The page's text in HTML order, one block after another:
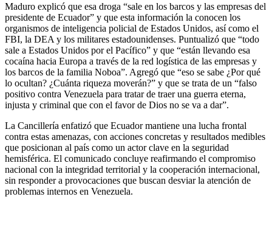
Maduro explicó que esa droga “sale en los barcos y las empresas del
presidente de Ecuador” y que esta información la conocen los
organismos de inteligencia policial de Estados Unidos, así como el
FBI, la DEA y los militares estadounidenses. Puntualizó que “todo
sale a Estados Unidos por el Pacífico” y que “están llevando esa
cocaína hacia Europa a través de la red logística de las empresas y
los barcos de la familia Noboa”. Agregó que “eso se sabe ¿Por qué
lo ocultan? ¿Cuánta riqueza moverán?” y que se trata de un “falso
positivo contra Venezuela para tratar de traer una guerra eterna,
injusta y criminal que con el favor de Dios no se va a dar”.
La Cancillería enfatizó que Ecuador mantiene una lucha frontal
contra estas amenazas, con acciones concretas y resultados medibles
que posicionan al país como un actor clave en la seguridad
hemisférica. El comunicado concluye reafirmando el compromiso
nacional con la integridad territorial y la cooperación internacional,
sin responder a provocaciones que buscan desviar la atención de
problemas internos en Venezuela.